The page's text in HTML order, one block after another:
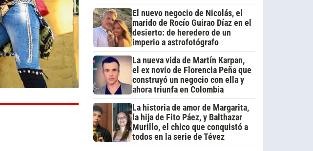
El nuevo negocio de Nicolás, el
marido de Rocío Guirao Díaz en el
desierto: de heredero de un
imperio a astrofotógrafo
La nueva vida de Martín Karpan,
el ex novio de Florencia Peña que
construyó un negocio con ella y
ahora triunfa en Colombia
La historia de amor de Margarita,
la hija de Fito Páez, y Balthazar
Murillo, el chico que conquistó a
todos en la serie de Tévez